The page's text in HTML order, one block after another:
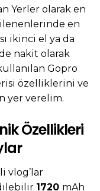
Yerler olarak en
en
ikinci el ya da
nakit olarak
Gopro
özelliklerini ve
yer verelim.
Özellikleri
vlog’lar
1720 mAh